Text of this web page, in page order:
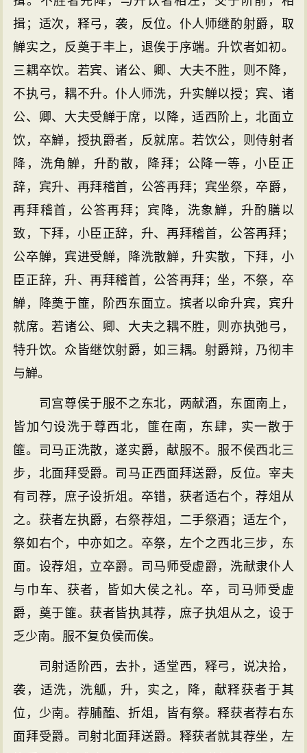
揖；适次，释弓，袭，反位。仆人师继酌射爵，取
觯实之，反奠于丰上，退俟于序端。升饮者如初。
三耦卒饮。若宾、诸公、卿、大夫不胜，则不降，
不执弓，耦不升。仆人师洗，升实觯以授；宾、诸
公、卿、大夫受觯于席，以降，适西阶上，北面立
饮，卒觯，授执爵者，反就席。若饮公，则侍射者
降，洗角觯，升酌散，降拜；公降一等，小臣正
辞，宾升、再拜稽首，公答再拜；宾坐祭，卒爵，
再拜稽首，公答再拜；宾降，洗象觯，升酌膳以
致，下拜，小臣正辞，升、再拜稽首，公答再拜；
公卒觯，宾进受觯，降洗散觯，升实散，下拜，小
臣正辞，升、再拜稽首，公答再拜；坐，不祭，卒
觯，降奠于篚，阶西东面立。摈者以命升宾，宾升
就席。若诸公、卿、大夫之耦不胜，则亦执弛弓，
特升饮。众皆继饮射爵，如三耦。射爵辩，乃彻丰
与觯。
司宫尊侯于服不之东北，两献酒，东面南上，
皆加勺设洗于尊西北，篚在南，东肆，实一散于
篚。司马正洗散，遂实爵，献服不。服不侯西北三
步，北面拜受爵。司马正西面拜送爵，反位。宰夫
有司荐，庶子设折俎。卒错，获者适右个，荐俎从
之。获者左执爵，右祭荐俎，二手祭酒；适左个，
祭如右个，中亦如之。卒祭，左个之西北三步，东
面。设荐俎，立卒爵。司马师受虚爵，洗献隶仆人
与巾车、获者，皆如大侯之礼。卒，司马师受虚
爵，奠于篚。获者皆执其荐，庶子执俎从之，设于
乏少南。服不复负侯而俟。
司射适阶西，去扑，适堂西，释弓，说决拾，
袭，适洗，洗觚，升，实之，降，献释获者于其
位，少南。荐脯醢、折俎，皆有祭。释获者荐右东
面拜受爵。司射北面拜送爵。释获者就其荐坐，左